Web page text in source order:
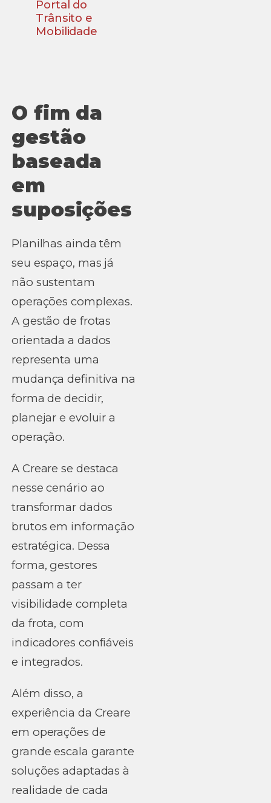
Portal do
Trânsito e
Mobilidade
O fim da
gestão
baseada
em
suposições
Planilhas ainda têm
seu espaço, mas já
não sustentam
operações complexas.
A gestão de frotas
orientada a dados
representa uma
mudança definitiva na
forma de decidir,
planejar e evoluir a
operação.
A Creare se destaca
nesse cenário ao
transformar dados
brutos em informação
estratégica. Dessa
forma, gestores
passam a ter
visibilidade completa
da frota, com
indicadores confiáveis
e integrados.
Além disso, a
experiência da Creare
em operações de
grande escala garante
soluções adaptadas à
realidade de cada